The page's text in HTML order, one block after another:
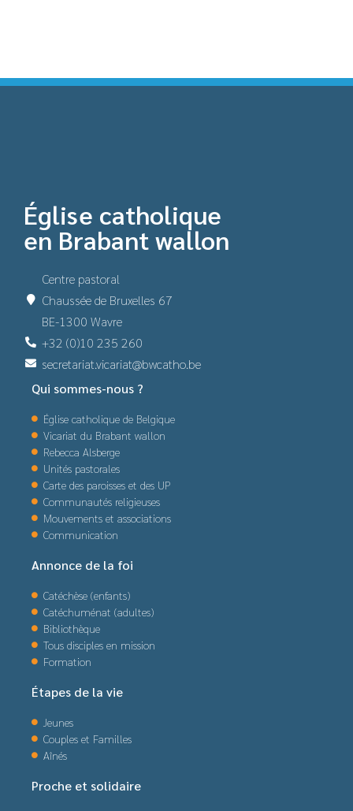
Église catholique
en Brabant wallon
Centre pastoral
Chaussée de Bruxelles 67
BE-1300 Wavre
+32 (0)10 235 260
secretariat.vicariat@bwcatho.be
Qui sommes-nous ?
Église catholique de Belgique
Vicariat du Brabant wallon
Rebecca Alsberge
Unités pastorales
Carte des paroisses et des UP
Communautés religieuses
Mouvements et associations
Communication
Annonce de la foi
Catéchèse (enfants)
Catéchuménat (adultes)
Bibliothèque
Tous disciples en mission
Formation
Étapes de la vie
Jeunes
Couples et Familles
Aînés
Proche et solidaire